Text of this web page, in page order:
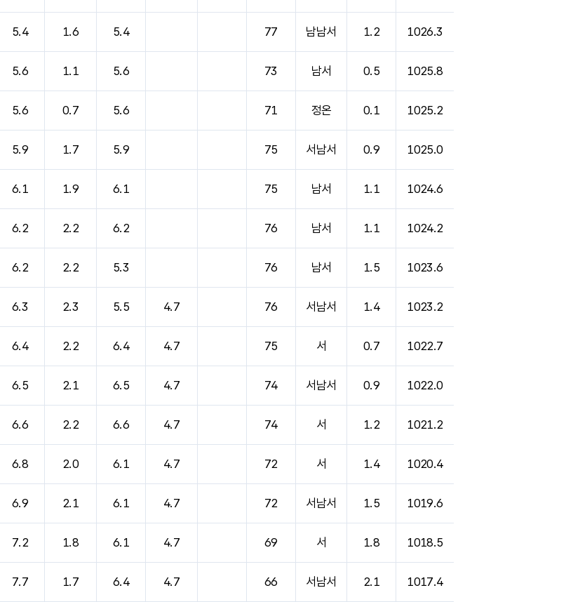
5.4 1.6 5.4 77 남남서 1.2 1026.3
5.6 1.1 5.6 73 남서 0.5 1025.8
5.6 0.7 5.6 71 정온 0.1 1025.2
5.9 1.7 5.9 75 서남서 0.9 1025.0
6.1 1.9 6.1 75 남서 1.1 1024.6
6.2 2.2 6.2 76 남서 1.1 1024.2
6.2 2.2 5.3 76 남서 1.5 1023.6
6.3 2.3 5.5 4.7 76 서남서 1.4 1023.2
6.4 2.2 6.4 4.7 75 서 0.7 1022.7
6.5 2.1 6.5 4.7 74 서남서 0.9 1022.0
6.6 2.2 6.6 4.7 74 서 1.2 1021.2
6.8 2.0 6.1 4.7 72 서 1.4 1020.4
6.9 2.1 6.1 4.7 72 서남서 1.5 1019.6
7.2 1.8 6.1 4.7 69 서 1.8 1018.5
7.7 1.7 6.4 4.7 66 서남서 2.1 1017.4